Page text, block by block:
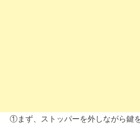
①まず、ストッパーを外しながら鍵